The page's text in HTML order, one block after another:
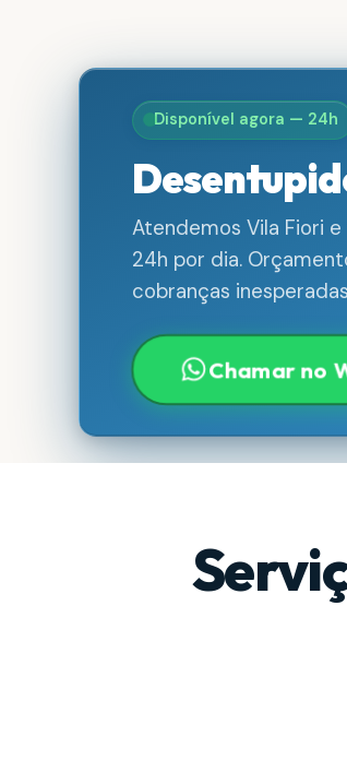
Disponível agora — 24h
Atendemos Vila Fiori
24h por dia.
cobranças
Chamar no